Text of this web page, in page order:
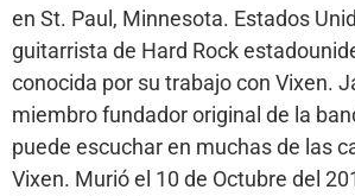
en St. Paul, Minnesota. Estados
guitarrista de Hard Rock
conocida por su trabajo con Vixen.
miembro fundador original de la
puede escuchar en muchas de las
Vixen. Murió el 10 de Octubre del